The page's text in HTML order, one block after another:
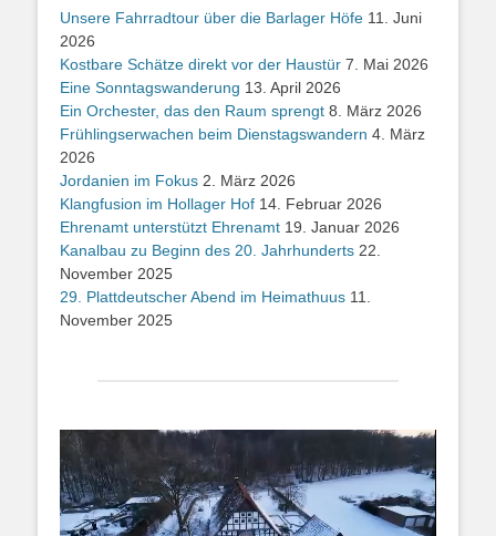
Unsere Fahrradtour über die Barlager Höfe 11. Juni
2026
Kostbare Schätze direkt vor der Haustür 7. Mai 2026
Eine Sonntagswanderung 13. April 2026
Ein Orchester, das den Raum sprengt 8. März 2026
Frühlingserwachen beim Dienstagswandern 4. März
2026
Jordanien im Fokus 2. März 2026
Klangfusion im Hollager Hof 14. Februar 2026
Ehrenamt unterstützt Ehrenamt 19. Januar 2026
Kanalbau zu Beginn des 20. Jahrhunderts 22.
November 2025
29. Plattdeutscher Abend im Heimathuus 11.
November 2025